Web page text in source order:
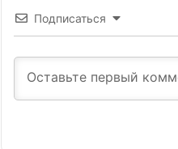
Подписаться